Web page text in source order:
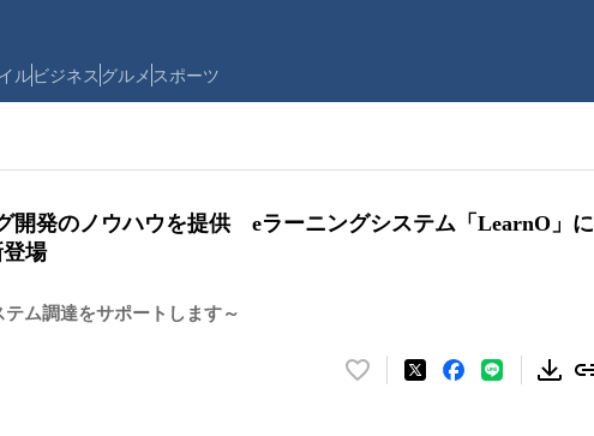
ルビジネス グルメ スポーツ
開発のノウハウを提供 eラーニングシステム「LearnO」に
場
ム調達をサポートします～
い